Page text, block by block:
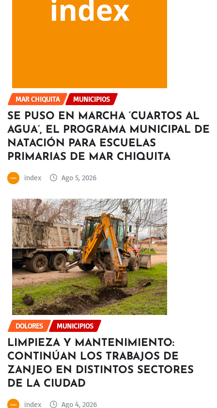
MAR CHIQUITA MUNICIPIOS
SE PUSO EN MARCHA ‘CUARTOS AL
AGUA’, EL PROGRAMA MUNICIPAL DE
NATACIÓN PARA ESCUELAS
PRIMARIAS DE MAR CHIQUITA
index Ago 5, 2026
DOLORES MUNICIPIOS
LIMPIEZA Y MANTENIMIENTO:
CONTINÚAN LOS TRABAJOS DE
ZANJEO EN DISTINTOS SECTORES
DE LA CIUDAD
index Ago 4, 2026